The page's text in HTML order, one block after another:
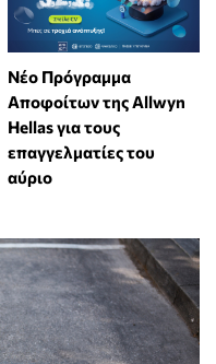
Νέο Πρόγραμμα
Αποφοίτων της Allwyn
Hellas για τους
επαγγελματίες του
αύριο